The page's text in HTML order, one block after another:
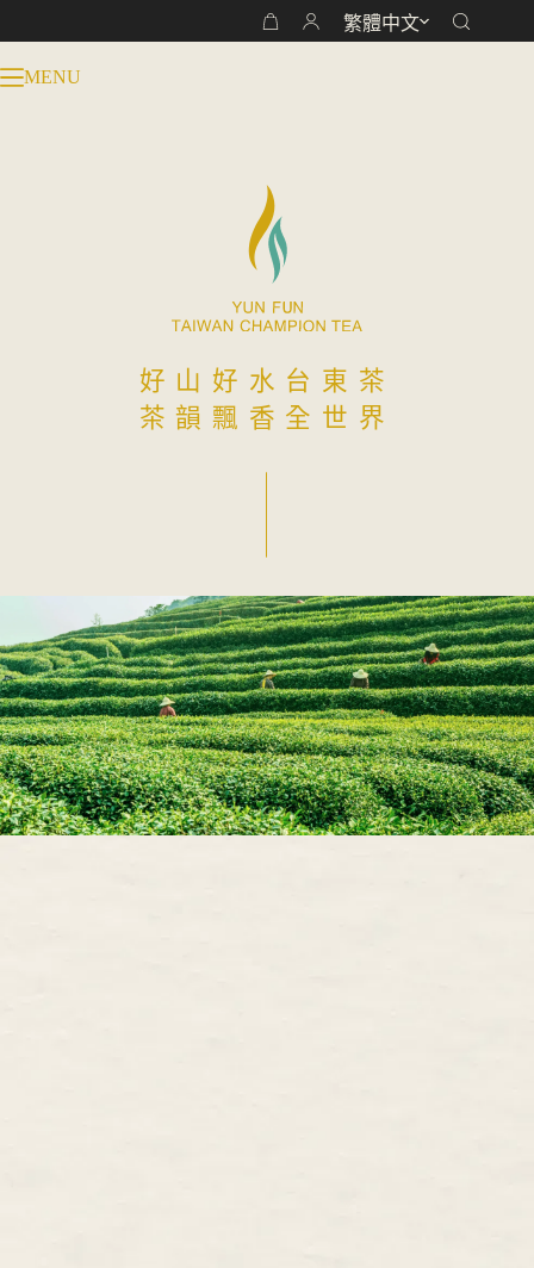
至
主
購
繁體中文
MENU
好山好水台東茶
茶韻飄香全世界